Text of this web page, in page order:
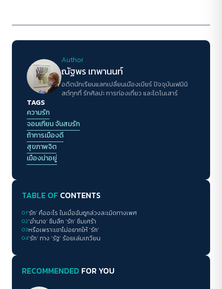
Author
ณัฐพร เทพานนท์
อดีตนักเรียนแลกเปลี่ยนเมืองเบียร์ ปัจจุบันเฟมินิ
สต์ทุกที่ รักศิลปะ การท่องเที่ยว และไดโนเสาร์
TAGS
ความรัก
จอมเทียน จันสมรัก
ถ้าการเมืองดี
สุขภาพจิต
เมืองน่าอยู่
TABLE OF CONTENTS
01‘รัก’ คืออะไร ในเมื่อฉันถูกล่วงละเมิดทางเพศ
02‘อำนาจ’ ซึมลึก ‘รัก’ ซึมเศร้า
03หรือเพราะเขาไม่อยากให้ ‘รัก’
04‘รัก’ ทาง ‘รัฐ’ ร้อยเล่มเกวียน
RECOMMENDED FOR YOU